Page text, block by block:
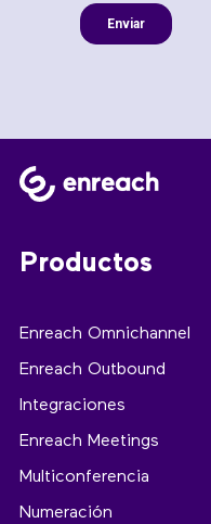
Productos
Enreach Omnichannel
Enreach Outbound
Integraciones
Enreach Meetings
Multiconferencia
Numeración